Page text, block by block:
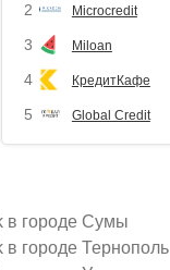
2 Microcredit
3 Miloan
4 КредитКафе
5 Global Credit
в городе Сумы
в городе Тернополь